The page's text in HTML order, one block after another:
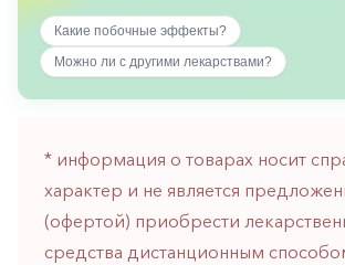
Ухо-
горло-
Щитовидная
железа
Какие побочные эффекты?
Можно ли с другими лекарствами?
* информация о товарах носит
характер и не является
(офертой) приобрести
средства дистанционным